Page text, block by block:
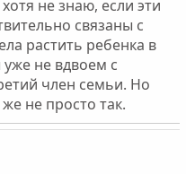
не знаю, если эти
связаны с
растить ребенка в
не вдвоем с
член семьи. Но
не просто так.